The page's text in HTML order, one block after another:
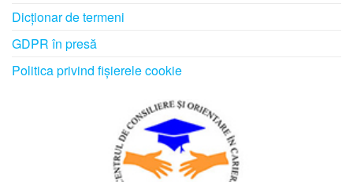
Dicționar de termeni
GDPR în presă
Politica privind fișierele cookie